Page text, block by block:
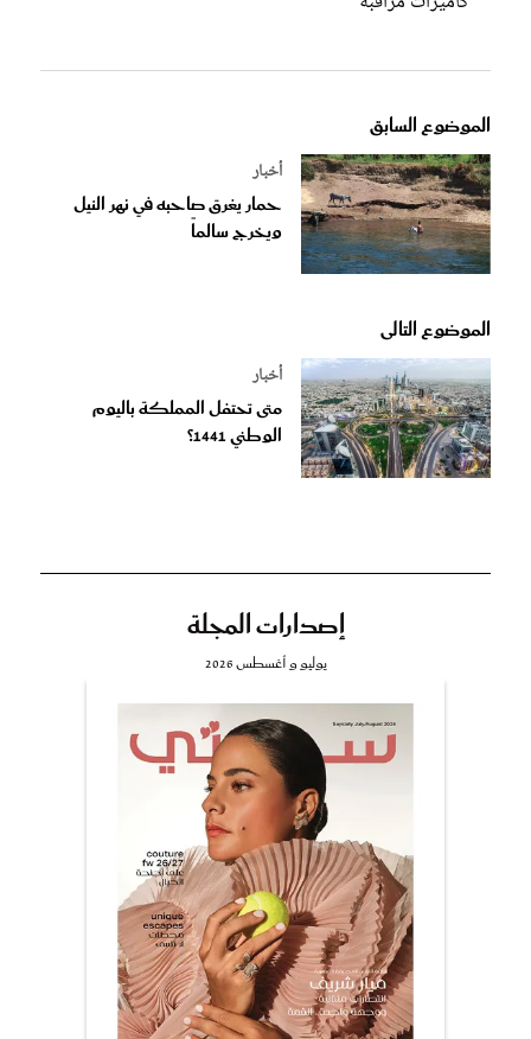
الموضوع السابق
أخبار
حمار يغرق صاحبه في نهر النيل
ويخرج سالماً
الموضوع التالى
أخبار
متى تحتفل المملكة باليوم
الوطني 1441؟
إصدارات المجلة
يوليو و أغسطس 2026